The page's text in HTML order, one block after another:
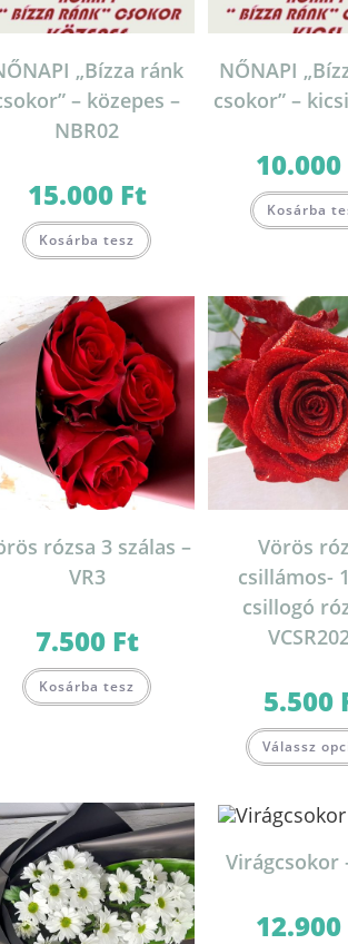
„Bízza ránk
– közepes –
NBR02
15.000 Ft
Kosárba tesz
NŐNAPI
csokor” –
10.000
Kosárba
rózsa 3 szálas –
VR3
7.500 Ft
Kosárba tesz
Vörös
csillámos-
csillogó
5.500
Válassz
Virágcsokor
12.900